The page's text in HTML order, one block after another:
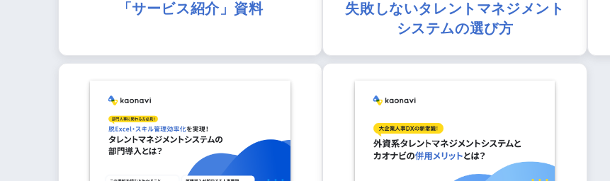
「サービス紹介」資料
失敗しないタレントマネジメント
システムの選び方